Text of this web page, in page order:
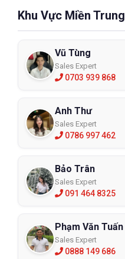
Khu Vực Miền Trung
Vũ Tùng
Sales Expert
0703 939 868
Anh Thư
Sales Expert
0786 997 462
Bảo Trân
Sales Expert
091 464 8325
Phạm Văn Tuấn
Sales Expert
0888 149 686